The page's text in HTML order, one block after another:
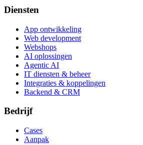
Diensten
App ontwikkeling
Web development
Webshops
AI oplossingen
Agentic AI
IT diensten & beheer
Integraties & koppelingen
Backend & CRM
Bedrijf
Cases
Aanpak